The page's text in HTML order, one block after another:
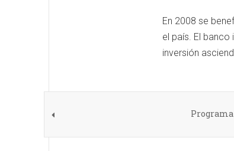
En 2008 se
el país. El
inversión